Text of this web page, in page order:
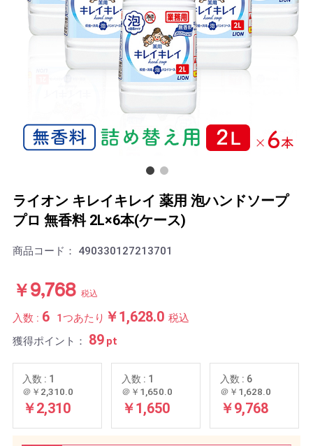
ライオン キレイキレイ 薬用 泡ハンドソープ
プロ 無香料 2L×6本(ケース)
商品コード： 490330127213701
￥9,768 税込
入数 : 6 1つあたり ￥1,628.0 税込
獲得ポイント： 89 pt
入数 : 1
＠￥2,310.0
￥2,310
入数 : 1
＠￥1,650.0
￥1,650
入数 : 6
＠￥1,628.0
￥9,768